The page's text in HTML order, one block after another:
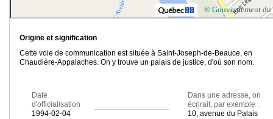
© Gouvernement du
Origine et signification
Cette voie de communication est située à Saint-Joseph-de-Beauce, en
Chaudière-Appalaches. On y trouve un palais de justice, d'où son nom.
Date
d'officialisation
1994-02-04
Dans une adresse, on
écrirait, par exemple :
10, avenue du Palais